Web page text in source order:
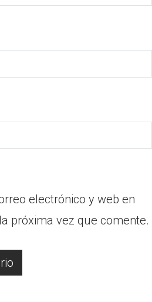
electrónico y web en
próxima vez que comente.